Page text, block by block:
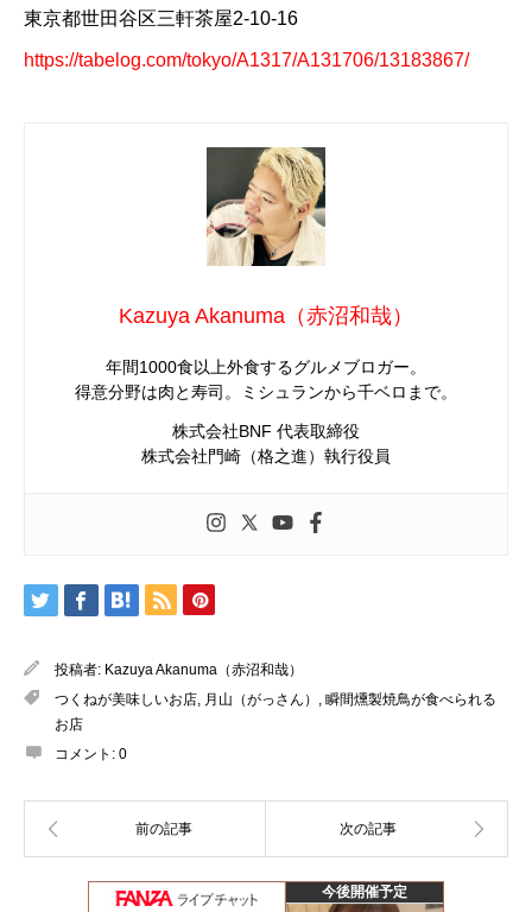
東京都世田谷区三軒茶屋2-10-16
https://tabelog.com/tokyo/A1317/A131706/13183867/
Kazuya Akanuma（赤沼和哉）
年間1000食以上外食するグルメブロガー。
得意分野は肉と寿司。ミシュランから千ベロまで。
株式会社BNF 代表取締役
株式会社門崎（格之進）執行役員
投稿者: Kazuya Akanuma（赤沼和哉）
つくねが美味しいお店, 月山（がっさん） , 瞬間燻製焼鳥が食べられる
お店
コメント: 0